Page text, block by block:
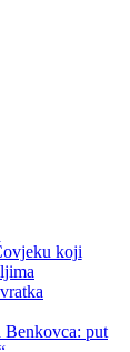
koji
Benkovca: put